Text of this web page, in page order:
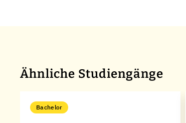
Ähnliche Studiengänge
Bachelor